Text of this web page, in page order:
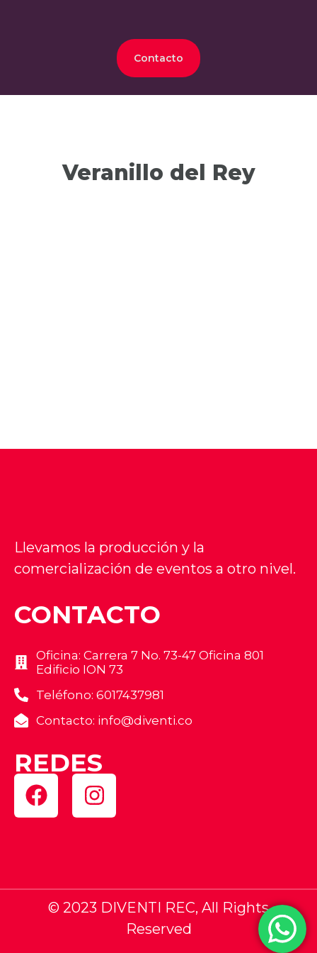
Contacto
Veranillo del Rey
Llevamos la producción y la
comercialización de eventos a otro nivel.
CONTACTO
Oficina: Carrera 7 No. 73-47 Oficina 801
Edificio ION 73
Teléfono: 6017437981
Contacto: info@diventi.co
REDES
© 2023 DIVENTI REC, All Rights
Reserved